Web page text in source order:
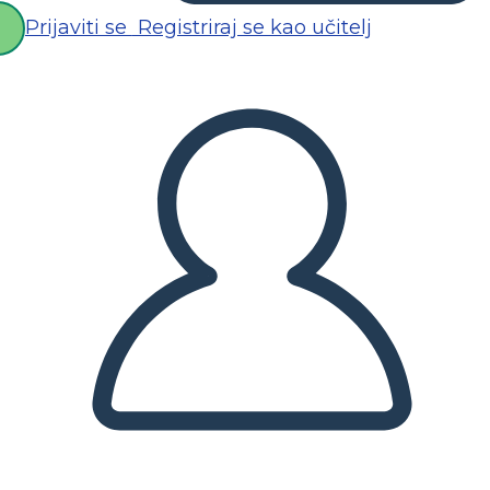
Prijaviti se Registriraj se kao učitelj